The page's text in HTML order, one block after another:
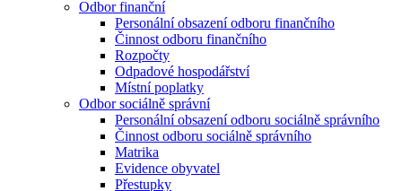
Odbor finanční
Personální obsazení odboru finančního
Činnost odboru finančního
Rozpočty
Odpadové hospodářství
Místní poplatky
Odbor sociálně správní
Personální obsazení odboru sociálně správního
Činnost odboru sociálně správního
Matrika
Evidence obyvatel
Přestupky